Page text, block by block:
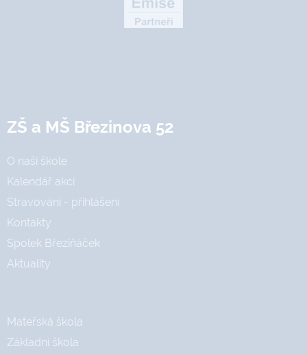
ZŠ a MŠ Březinova 52
O naší škole
Kalendář akcí
Stravování - přihlášení
Kontakty
Spolek Březiňáček
Aktuality
Mateřská škola
Základní škola